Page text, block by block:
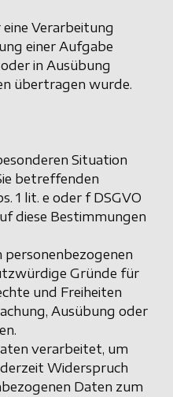
Verarbeitung
einer Aufgabe
in Ausübung
übertragen wurde.
Situation
betreffenden
1 lit. e oder f DSGVO
diese Bestimmungen
Gründe für
und Freiheiten
Ausübung oder
verarbeitet, um
Widerspruch
Daten zum